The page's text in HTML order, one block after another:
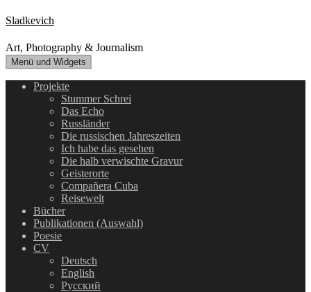
Zum
Inhalt
springen
Sladkevich
Art, Photography & Journalism
Menü und Widgets
Projekte
Stummer Schrei
Das Echo
Russländer
Die russischen Jahreszeiten
Ich habe das gesehen
Die halb verwischte Gravur
Geisterorte
Compañera Cuba
Reisewelt
Bücher
Publikationen (Auswahl)
Poesie
CV
Deutsch
English
Русский